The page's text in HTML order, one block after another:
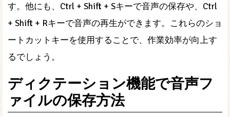
す。他にも、Ctrl + Shift + Sキーで音声の保存や、Ctrl
+ Shift + Rキーで音声の再生ができます。これらのショ
ートカットキーを使用することで、作業効率が向上す
るでしょう。
ディクテーション機能で音声フ
ァイルの保存方法